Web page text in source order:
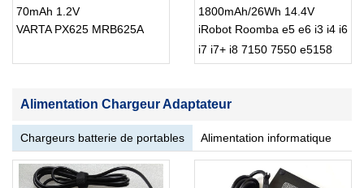
70mAh 1.2V
VARTA PX625 MRB625A
1800mAh/26Wh 14.4V
iRobot Roomba e5 e6 i3 i4 i6
i7 i7+ i8 7150 7550 e5158
Alimentation Chargeur Adaptateur
Chargeurs batterie de portables Alimentation informatique